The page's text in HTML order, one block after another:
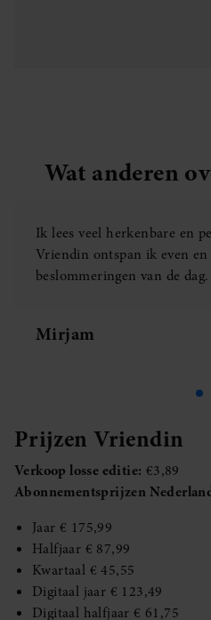
Wat anderen
Ik lees veel herkenbare en
Vriendin ontspan ik even en
beslommeringen van de dag.
Mirjam
Prijzen Vriendin
Verkoop losse editie: €3,89
Abonnementsprijzen
Jaar € 175,99
Halfjaar € 87,99
Kwartaal € 45,55
Digitaal jaar € 123,49
Digitaal halfjaar € 61,75